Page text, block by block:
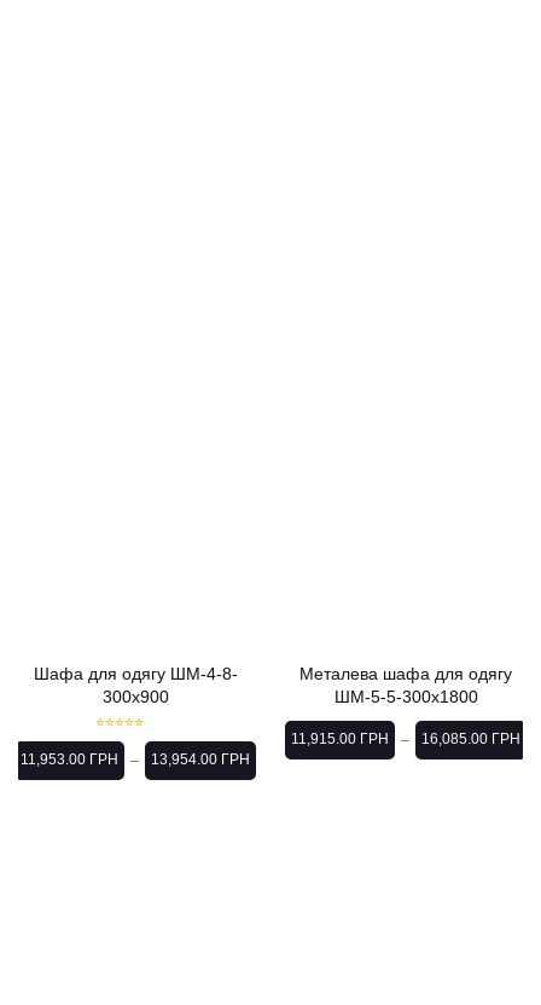
Шафа для одягу ШМ-4-8-
300х900
Rated
5.00
out of 5
11,953.00 ГРН – 13,954.00 ГРН
Металева шафа для одягу
ШМ-5-5-300х1800
11,915.00 ГРН – 16,085.00 ГРН